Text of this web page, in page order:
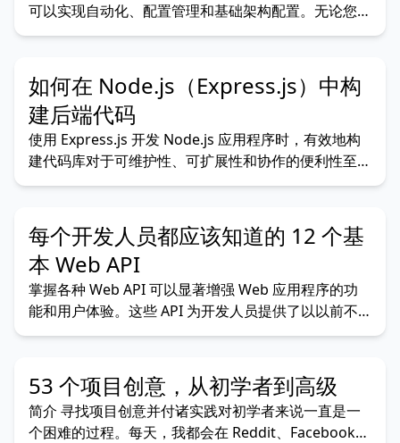
可以实现自动化、配置管理和基础架构配置。无论您是
刚开始使用基本脚本的初学者，还是处理复杂自动化工
提高效率和生产力的关键。本指南将带您了解脚本编写
的基础知识、流行的脚本语言和高级用例，使其成为所
如何在 Node.js（Express.js）中构
建后端代码
使用 Express.js 开发 Node.js 应用程序时，有效地构
建代码库对于可维护性、可扩展性和协作的便利性至关
重要。组织良好的项目结构可让您管理复杂性，从而更
Express.js 应用程序的典型文件夹结构，并解释每个目
录和文件的用途。 项目结构概
每个开发人员都应该知道的 12 个基
本 Web API
掌握各种 Web API 可以显著增强 Web 应用程序的功
能和用户体验。这些 API 为开发人员提供了以以前不
可能的方式与浏览器交互的工具。在这里，我们将探索
例来帮助您在项目中实现它们。 1.存储API Web
Storage API（包
53 个项目创意，从初学者到高级
简介 寻找项目创意并付诸实践对初学者来说一直是一
个困难的过程。每天，我都会在 Reddit、Facebook、